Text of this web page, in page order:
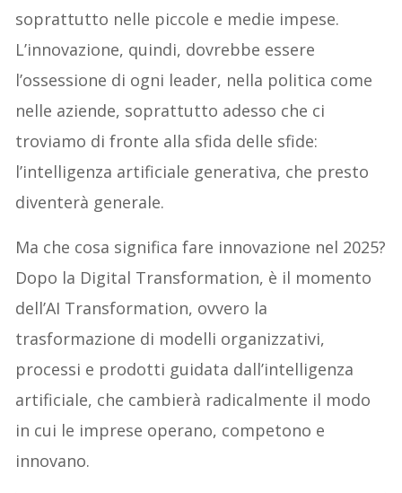
soprattutto nelle piccole e medie impese.
L’innovazione, quindi, dovrebbe essere
l’ossessione di ogni leader, nella politica come
nelle aziende, soprattutto adesso che ci
troviamo di fronte alla sfida delle sfide:
l’intelligenza artificiale generativa, che presto
diventerà generale.
Ma che cosa significa fare innovazione nel 2025?
Dopo la Digital Transformation, è il momento
dell’AI Transformation, ovvero la
trasformazione di modelli organizzativi,
processi e prodotti guidata dall’intelligenza
artificiale, che cambierà radicalmente il modo
in cui le imprese operano, competono e
innovano.